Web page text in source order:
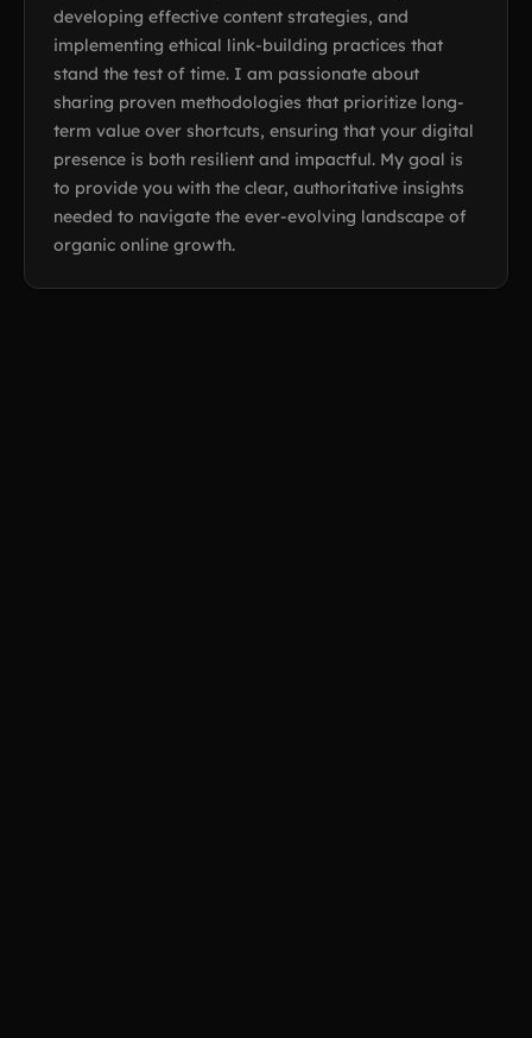
developing effective content strategies, and
implementing ethical link-building practices that
stand the test of time. I am passionate about
sharing proven methodologies that prioritize long-
term value over shortcuts, ensuring that your digital
presence is both resilient and impactful. My goal is
to provide you with the clear, authoritative insights
needed to navigate the ever-evolving landscape of
organic online growth.